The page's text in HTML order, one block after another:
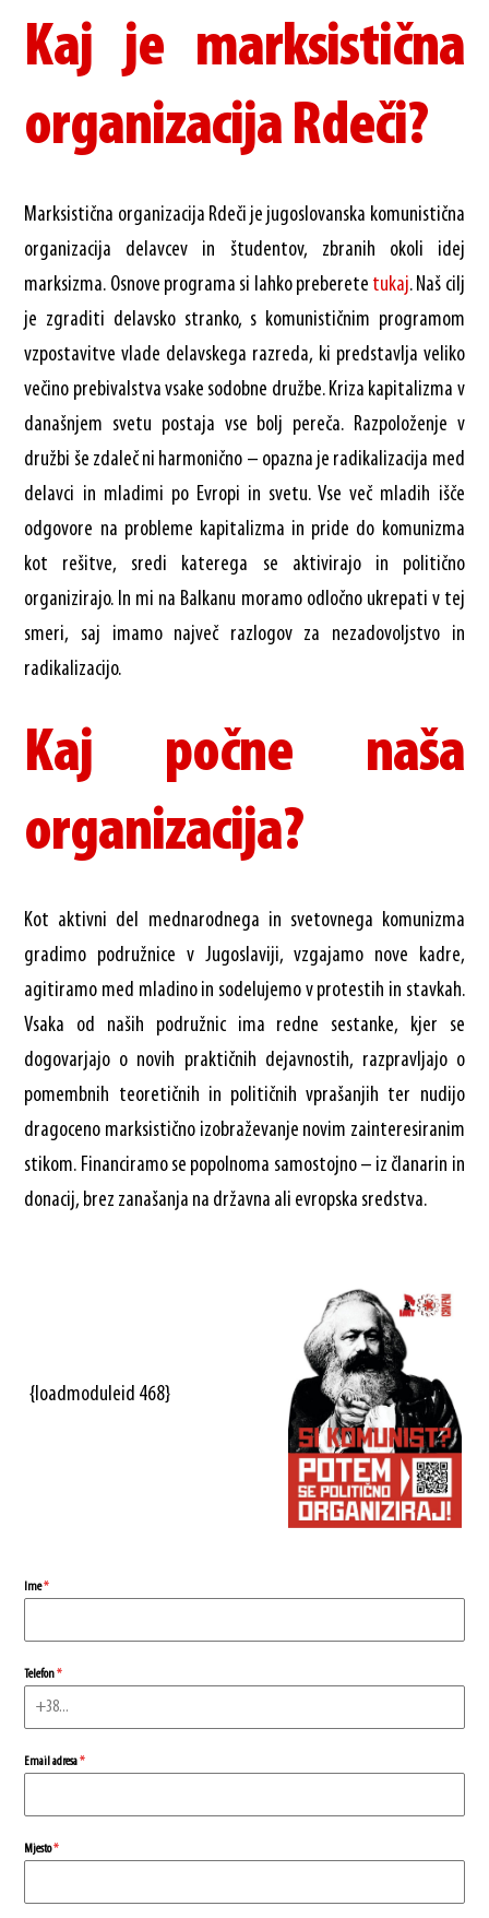
Kaj je marksistična
organizacija Rdeči?
Marksistična organizacija Rdeči je jugoslovanska komunistična
organizacija delavcev in študentov, zbranih okoli idej
marksizma. Osnove programa si lahko preberete tukaj. Naš cilj
je zgraditi delavsko stranko, s komunističnim programom
vzpostavitve vlade delavskega razreda, ki predstavlja veliko
večino prebivalstva vsake sodobne družbe. Kriza kapitalizma v
današnjem svetu postaja vse bolj pereča. Razpoloženje v
družbi še zdaleč ni harmonično – opazna je radikalizacija med
delavci in mladimi po Evropi in svetu. Vse več mladih išče
odgovore na probleme kapitalizma in pride do komunizma
kot rešitve, sredi katerega se aktivirajo in politično
organizirajo. In mi na Balkanu moramo odločno ukrepati v tej
smeri, saj imamo največ razlogov za nezadovoljstvo in
radikalizacijo.
Kaj počne naša
organizacija?
Kot aktivni del mednarodnega in svetovnega komunizma
gradimo podružnice v Jugoslaviji, vzgajamo nove kadre,
agitiramo med mladino in sodelujemo v protestih in stavkah.
Vsaka od naših podružnic ima redne sestanke, kjer se
dogovarjajo o novih praktičnih dejavnostih, razpravljajo o
pomembnih teoretičnih in političnih vprašanjih ter nudijo
dragoceno marksistično izobraževanje novim zainteresiranim
stikom. Financiramo se popolnoma samostojno – iz članarin in
donacij, brez zanašanja na državna ali evropska sredstva.
{loadmoduleid 468}
Ime*
Telefon*
Email adresa*
Mjesto*